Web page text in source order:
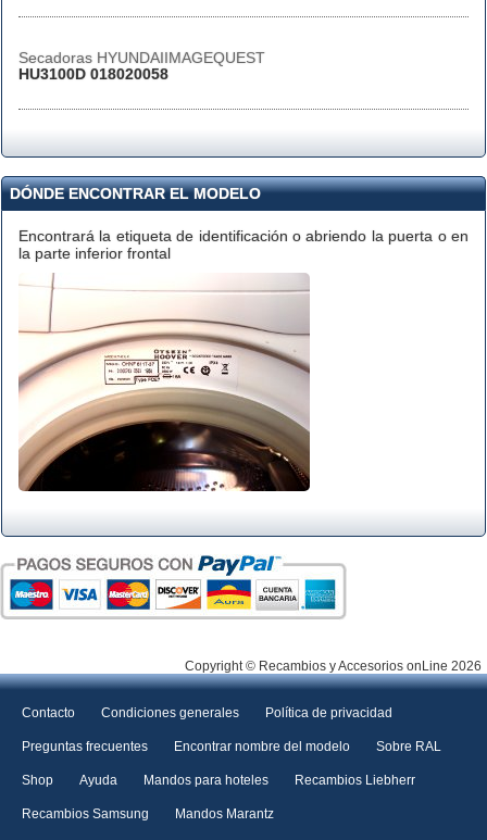
Secadoras HYUNDAIIMAGEQUEST
HU3100D 018020058
DÓNDE ENCONTRAR EL MODELO
Encontrará la etiqueta de identificación o abriendo la puerta o en
la parte inferior frontal
Copyright © Recambios y Accesorios onLine 2026
Contacto Condiciones generales Política de privacidad
Preguntas frecuentes Encontrar nombre del modelo Sobre RAL
Shop Ayuda Mandos para hoteles Recambios Liebherr
Recambios Samsung Mandos Marantz